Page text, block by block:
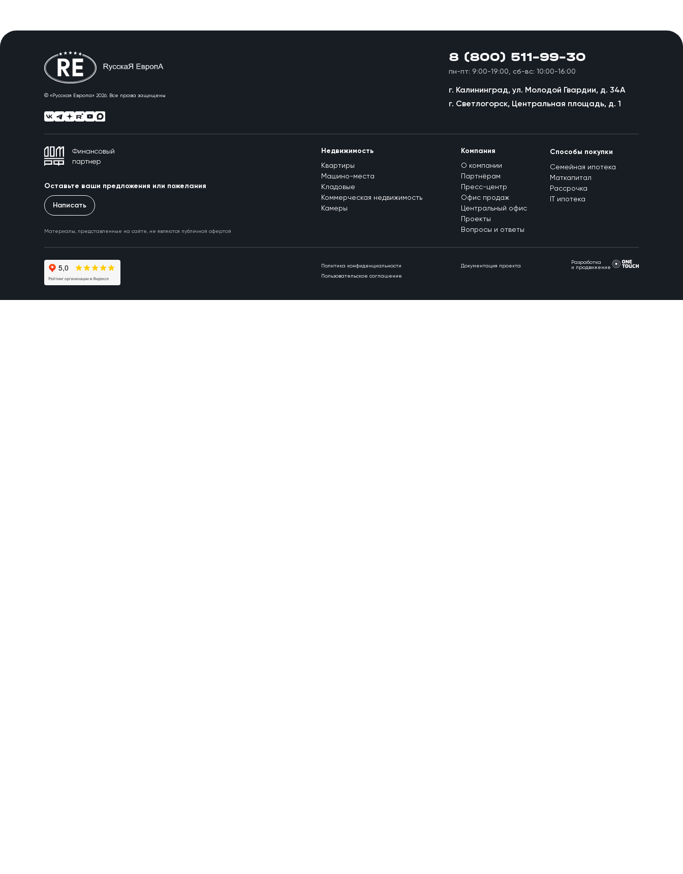
© «Русская Европа» 2026. Все права защищены
8 (800) 511-99-30
пн-пт: 9:00-19:00, сб-вс: 10:00-16:00
г. Калининград, ул. Молодой Гвардии, д. 34А
г. Светлогорск, Центральная площадь, д. 1
Оставьте ваши предложения или пожелания
Написать
Материалы, представленные на сайте, не являются публичной офертой
Недвижимость
Квартиры
Машино-места
Кладовые
Коммерческая недвижимость
Камеры
Компания
О компании
Партнёрам
Пресс-центр
Офис продаж
Центральный офис
Проекты
Вопросы и ответы
Способы покупки
Семейная ипотека
Маткапитал
Рассрочка
IT ипотека
Политика конфиденциальности
Пользовательское соглашение
Документация проекта
Разработка
и продвижение